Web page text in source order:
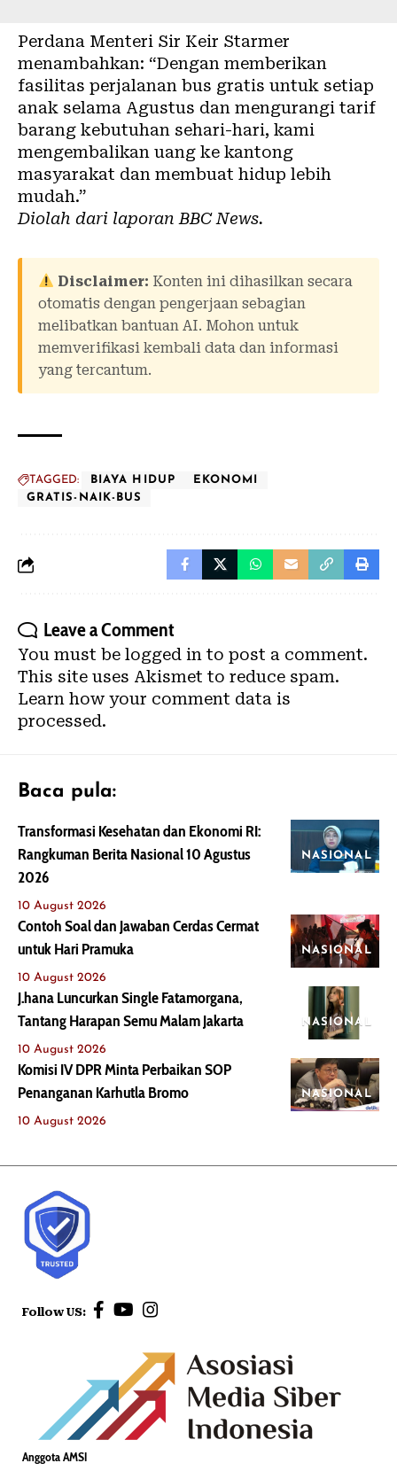
Perdana Menteri Sir Keir Starmer
menambahkan: “Dengan memberikan
fasilitas perjalanan bus gratis untuk setiap
anak selama Agustus dan mengurangi tarif
barang kebutuhan sehari-hari, kami
mengembalikan uang ke kantong
masyarakat dan membuat hidup lebih
mudah.”
Diolah dari laporan BBC News.
Disclaimer: Konten ini dihasilkan secara
otomatis dengan pengerjaan sebagian
melibatkan bantuan AI. Mohon untuk
memverifikasi kembali data dan informasi
yang tercantum.
TAGGED: BIAYA HIDUP
EKONOMI
GRATIS-NAIK-BUS
Leave a Comment
You must be logged in to post a comment.
This site uses Akismet to reduce spam.
Learn how your comment data is
processed.
Baca pula:
NASIONAL
Transformasi Kesehatan dan Ekonomi RI:
Rangkuman Berita Nasional 10 Agustus
2026
10 August 2026
NASIONAL
Contoh Soal dan Jawaban Cerdas Cermat
untuk Hari Pramuka
10 August 2026
NASIONAL
J.hana Luncurkan Single Fatamorgana,
Tantang Harapan Semu Malam Jakarta
10 August 2026
NASIONAL
Komisi IV DPR Minta Perbaikan SOP
Penanganan Karhutla Bromo
10 August 2026
Follow US:
Anggota AMSI